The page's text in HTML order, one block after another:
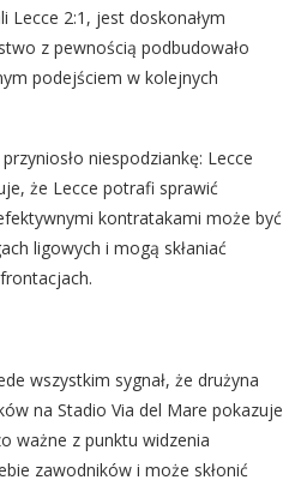
Lecce 2:1, jest doskonałym
z pewnością podbudowało
podejściem w kolejnych
niespodziankę: Lecce
że Lecce potrafi sprawić
kontratakami może być
ligowych i mogą skłaniać
wszystkim sygnał, że drużyna
na Stadio Via del Mare pokazuje
ważne z punktu widzenia
zawodników i może skłonić